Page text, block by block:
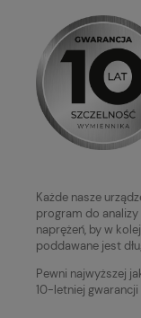
Każde nasze
program do
naprężeń, by w
poddawane jest
Pewni najwyższej
10-letniej gwarancji